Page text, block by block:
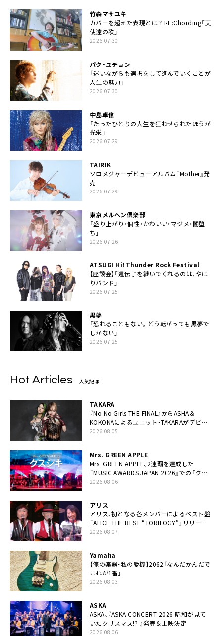
竹森マサユキ
カバーを超えた表現とは？ RE:Chording「天
使達の歌」
2026.07.30
パク・ユチョン
「迷いながらも選択をして進んでいくことが
人生の魅力」
2026.07.30
中島卓偉
「たったひとりの人生を狂わせられたほうが
光栄」
2026.07.29
TAIRIK
ソロメジャーデビューアルバム『Mother』発
売
2026.07.29
東京メルヘン倶楽部
「盛り上がり・個性・かわいい・マジメ・闇堕
ち」
2026.07.26
ATSUGI Hi！Thunder Rock Festival
【座談会】「遺伝子を継いでくれるのは、やは
りバンド」
2026.07.25
黒夢
「恐れることもない。どう転がっても黒夢で
しかない」
2026.07.25
Hot Articles 人気記事
TAKARA
『No No Girls THE FINAL』からASHA＆
KOKONAによるユニット・TAKARAがデビュ
ー
2026.08.05
Mrs. GREEN APPLE
Mrs. GREEN APPLE、2連覇を達成した
『MUSIC AWARDS JAPAN 2026』での「クス
シキ」ライブパフォーマンスをYouTube公開
2026.08.06
アリス
アリス、初となる各メンバーによるベスト盤
『ALICE THE BEST “TORILOGY”』リリース
決定
2026.08.07
Yamaha
【俺の楽器・私の愛機】2062「なんだかんだで
これが1番」
2026.08.03
ASKA
ASKA、『ASKA CONCERT 2026 昭和が見て
いたクリスマス!? 』発売＆上映決定
2026.08.06